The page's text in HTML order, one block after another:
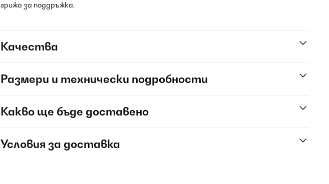
грижа за поддръжка.
Качества
Размери и технически подробности
Какво ще бъде доставено
Условия за доставка